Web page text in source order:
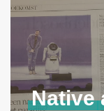
Native